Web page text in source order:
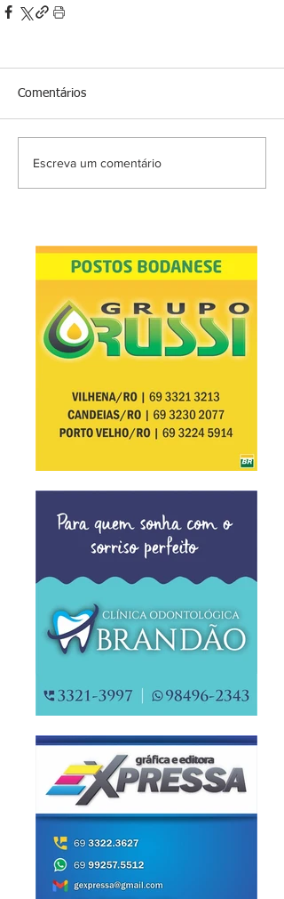
Comentários
Escreva um comentário